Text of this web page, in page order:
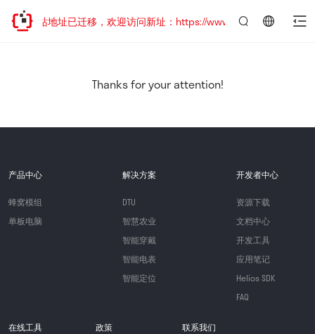
网站地址已迁移，欢迎访问新址：https://www.quectel.com.cn
Thanks for your attention!
产品中心
蜂窝模组
单板电脑
解决方案
DTU
智慧农业
智能穿戴
智能电表
智能定位
开发者中心
资源下载
文档中心
开发工具
应用笔记
Helios SDK
FAQ
在线工具 政策 联系我们